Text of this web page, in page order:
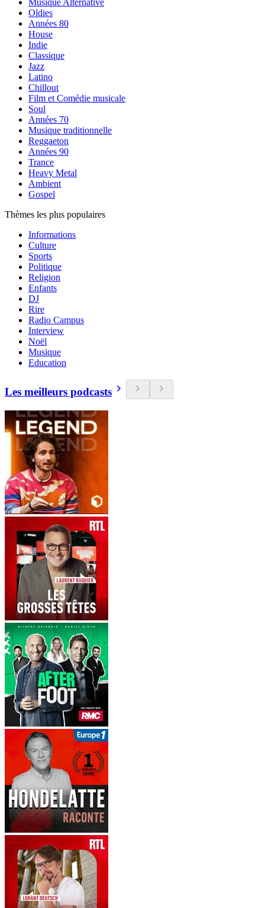
Musique Alternative
Oldies
Années 80
House
Indie
Classique
Jazz
Latino
Chillout
Film et Comédie musicale
Soul
Années 70
Musique traditionnelle
Reggaeton
Années 90
Trance
Heavy Metal
Ambient
Gospel
Thèmes les plus populaires
Informations
Culture
Sports
Politique
Religion
Enfants
DJ
Rire
Radio Campus
Interview
Noël
Musique
Education
Les meilleurs podcasts